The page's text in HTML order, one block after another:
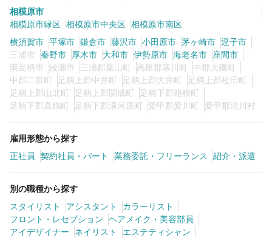
相模原市
相模原市緑区 相模原市中央区 相模原市南区
横須賀市 平塚市 鎌倉市 藤沢市 小田原市 茅ヶ崎市 逗子市
三浦市
秦野市 厚木市 大和市 伊勢原市 海老名市
座間市
南足柄市
綾瀬市 三浦郡葉山町 高座郡寒川町
中郡大磯町
中郡二宮町
足柄上郡中井町 足柄上郡大井町
足柄上郡松田町
足柄上郡山北町
足柄上郡開成町
足柄下郡箱根町
足柄下郡真鶴町
足柄下郡湯河原町 愛甲郡愛川町 愛甲郡清川村
雇用形態から探す
正社員
契約社員・パート 業務委託・フリーランス 紹介・派遣
別の職種から探す
スタイリスト
アシスタント
カラーリスト
フロント・レセプション
ヘアメイク・美容部員
アイデザイナー
ネイリスト
エステティシャン